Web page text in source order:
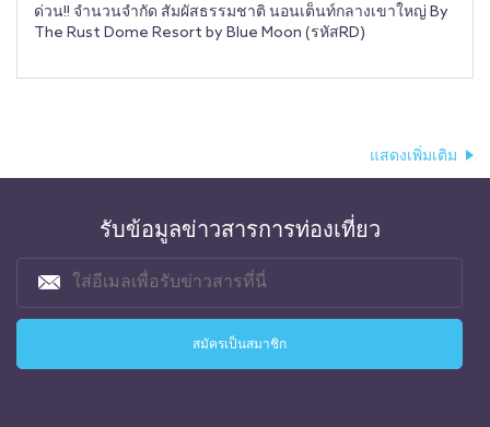
ด่วน!! จำนวนจำกัด สัมผัสธรรมชาติ นอนเต็นท์กลางเขาใหญ่ By
The Rust Dome Resort by Blue Moon (รหัสRD)
แสดงเพิ่มเติม
รับข้อมูลข่าวสารการท่องเที่ยว